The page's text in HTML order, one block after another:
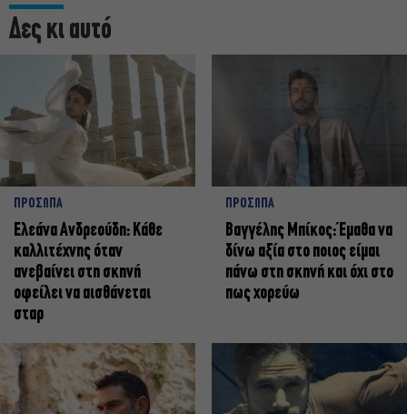
Δες κι αυτό
ΠΡΟΣΩΠΑ
Ελεάνα Ανδρεούδη: Κάθε
καλλιτέχνης όταν
ανεβαίνει στη σκηνή
οφείλει να αισθάνεται
σταρ
ΠΡΟΣΩΠΑ
Βαγγέλης Μπίκος: Έμαθα να
δίνω αξία στο ποιος είμαι
πάνω στη σκηνή και όχι στο
πως χορεύω